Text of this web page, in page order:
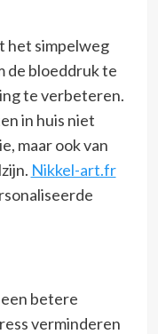
het simpelweg
de bloeddruk te
te verbeteren.
in huis niet
maar ook van
Nikkel-art.fr
betere
verminderen